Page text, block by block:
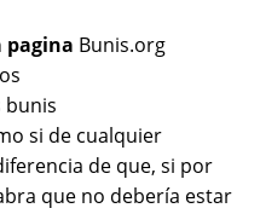
pagina Bunis.org
bunis
si de cualquier
de que, si por
que no debería estar